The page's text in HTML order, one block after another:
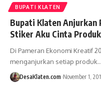
BUPATI KLATEN
Bupati Klaten Anjurkan
Stiker Aku Cinta
Di Pameran Ekonomi Kreatif
menganjurkan setiap produk…
DesaKlaten.com November 1,